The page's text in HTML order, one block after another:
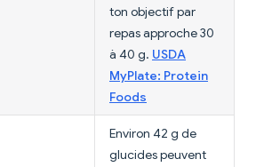
ton objectif par
repas approche 30
à 40 g. USDA
MyPlate: Protein
Foods
Environ 42 g de
glucides peuvent